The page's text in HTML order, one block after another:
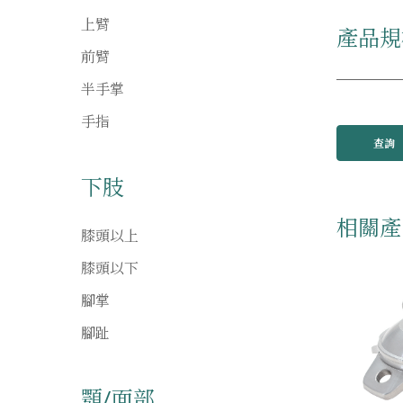
上臂
前臂
半手掌
手指
下肢
膝頭以上
膝頭以下
腳掌
腳趾
產品
查詢
相關